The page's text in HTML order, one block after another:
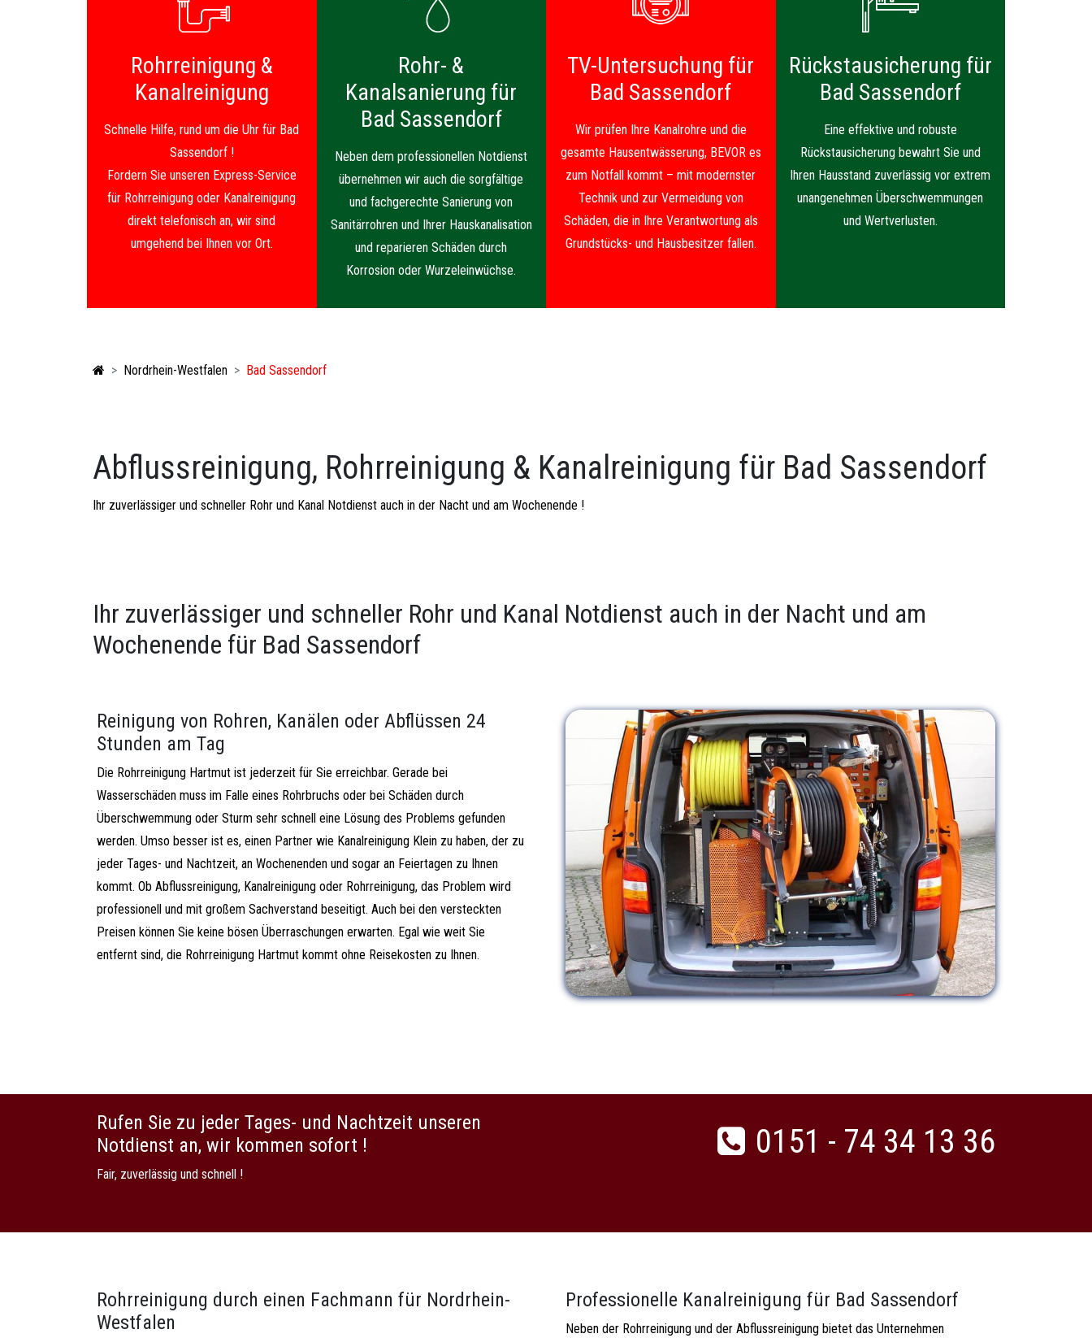
Rohrreinigung &
Kanalreinigung
Schnelle Hilfe, rund um die Uhr für Bad
Sassendorf !
Fordern Sie unseren Express-Service
für Rohrreinigung oder Kanalreinigung
direkt telefonisch an, wir sind
umgehend bei Ihnen vor Ort.
Rohr- &
Kanalsanierung für
Bad Sassendorf
Neben dem professionellen Notdienst
übernehmen wir auch die sorgfältige
und fachgerechte Sanierung von
Sanitärrohren und Ihrer Hauskanalisation
und reparieren Schäden durch
Korrosion oder Wurzeleinwüchse.
TV-Untersuchung für
Bad Sassendorf
Wir prüfen Ihre Kanalrohre und die
gesamte Hausentwässerung, BEVOR es
zum Notfall kommt – mit modernster
Technik und zur Vermeidung von
Schäden, die in Ihre Verantwortung als
Grundstücks- und Hausbesitzer fallen.
Rückstausicherung für
Bad Sassendorf
Eine effektive und robuste
Rückstausicherung bewahrt Sie und
Ihren Hausstand zuverlässig vor extrem
unangenehmen Überschwemmungen
und Wertverlusten.
Nordrhein-Westfalen Bad Sassendorf
Abflussreinigung, Rohrreinigung & Kanalreinigung für Bad Sassendorf
Ihr zuverlässiger und schneller Rohr und Kanal Notdienst auch in der Nacht und am Wochenende !
Ihr zuverlässiger und schneller Rohr und Kanal Notdienst auch in der Nacht und am
Wochenende für Bad Sassendorf
Reinigung von Rohren, Kanälen oder Abflüssen 24
Stunden am Tag
Die Rohrreinigung Hartmut ist jederzeit für Sie erreichbar. Gerade bei
Wasserschäden muss im Falle eines Rohrbruchs oder bei Schäden durch
Überschwemmung oder Sturm sehr schnell eine Lösung des Problems gefunden
werden. Umso besser ist es, einen Partner wie Kanalreinigung Klein zu haben, der zu
jeder Tages- und Nachtzeit, an Wochenenden und sogar an Feiertagen zu Ihnen
kommt. Ob Abflussreinigung, Kanalreinigung oder Rohrreinigung, das Problem wird
professionell und mit großem Sachverstand beseitigt. Auch bei den versteckten
Preisen können Sie keine bösen Überraschungen erwarten. Egal wie weit Sie
entfernt sind, die Rohrreinigung Hartmut kommt ohne Reisekosten zu Ihnen.
Rufen Sie zu jeder Tages- und Nachtzeit unseren
Notdienst an, wir kommen sofort !
Fair, zuverlässig und schnell !
0151 - 74 34 13 36
Rohrreinigung durch einen Fachmann für Nordrhein-
Westfalen
Professionelle Kanalreinigung für Bad Sassendorf
Neben der Rohrreinigung und der Abflussreinigung bietet das Unternehmen